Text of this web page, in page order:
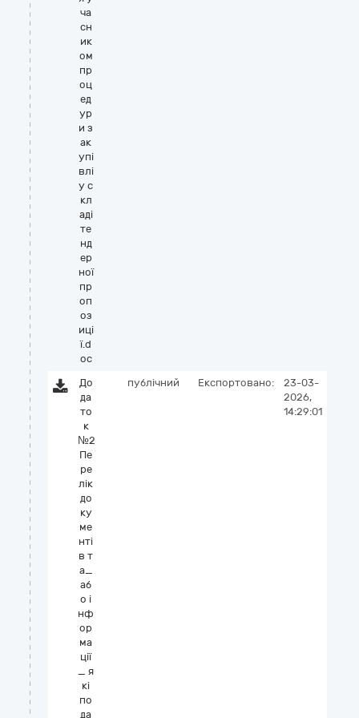
ча
сн
ик
ом
пр
оц
ед
ур
и з
ак
упі
влі
у с
кл
аді
те
нд
ер
ної
пр
оп
оз
иці
ї.d
oc
До
да
то
к
№2
Пе
ре
лік
до
ку
ме
нті
в т
а_
аб
о і
нф
ор
ма
ції
_ я
кі
по
да
публічний Експортовано:
23-03-
2026,
14:29:01